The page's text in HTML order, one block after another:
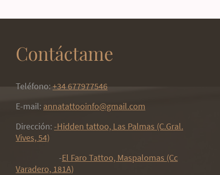
Contáctame
Teléfono:+34 677977546
E-mail: annatattooinfo@gmail.com
Dirección: -Hidden tattoo, Las Palmas (C.Gral.
Vives, 54)
-El Faro Tattoo, Maspalomas (Cc
Varadero, 181A)